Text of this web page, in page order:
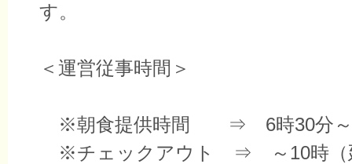
す。
＜運営従事時間＞
※朝食提供時間 ⇒ 6時30分～
※チェックアウト ⇒ ～10時（